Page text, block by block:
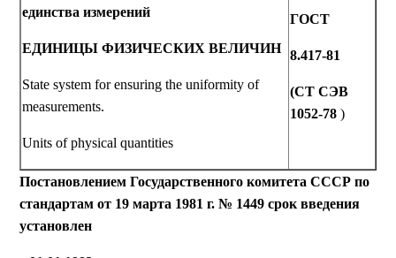
единства измерений
ЕДИНИЦЫ ФИЗИЧЕСКИХ ВЕЛИЧИН
State system for ensuring the uniformity of
measurements.
Units of physical quantities
ГОСТ
8.417-81
(СТ СЭВ
1052-78 )
Постановлением Государственного комитета СССР по
стандартам от 19 марта 1981 г. № 1449 срок введения
установлен